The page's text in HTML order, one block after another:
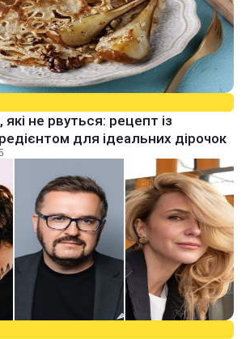
не рвуться: рецепт із
для ідеальних дірочок